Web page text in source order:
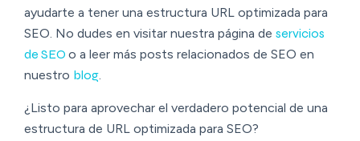
ayudarte a tener una estructura URL optimizada para
SEO. No dudes en visitar nuestra página de servicios
de SEO o a leer más posts relacionados de SEO en
nuestro blog.
¿Listo para aprovechar el verdadero potencial de una
estructura de URL optimizada para SEO?